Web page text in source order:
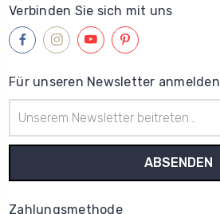
Verbinden Sie sich mit uns
Für unseren Newsletter anmelden
Mail-
Adresse
Zahlungsmethode